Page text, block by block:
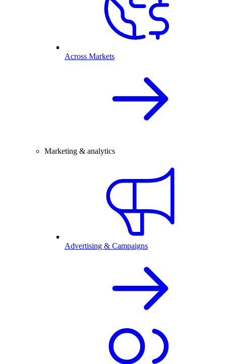
Across Markets
Marketing & analytics
Advertising & Campaigns